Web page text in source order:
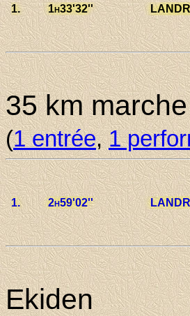
1. 1h33'32''
01/01/
35 km marche
(1 entrée,1
1. 2h59'02''
Ekiden